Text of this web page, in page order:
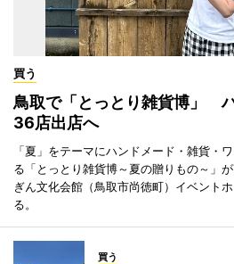
買う
鳥取で「とっとり雑貨博」
36店出店へ
「夏」をテーマにハンドメード・雑貨・
る「とっとり雑貨博～夏の贈りもの～」
ぎん文化会館（鳥取市尚徳町）イベント
る。
買う